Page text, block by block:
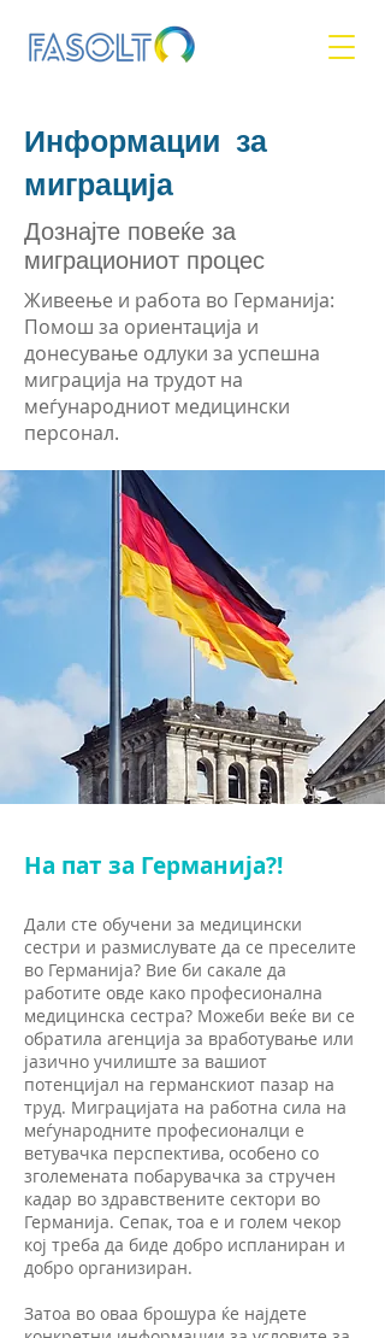
Информации за
миграција
Дознајте повеќе за
миграциониот процес
Живеење и работа во Германија:
Помош за ориентација и
донесување одлуки за успешна
миграција на трудот на
меѓународниот медицински
персонал.
На пат за Германија?!
Дали сте обучени за медицински
сестри и размислувате да се преселите
во Германија? Вие би сакале да
работите овде како професионална
медицинска сестра? Можеби веќе ви се
обратила агенција за вработување или
јазично училиште за вашиот
потенцијал на германскиот пазар на
труд. Миграцијата на работна сила на
меѓународните професионалци е
ветувачка перспектива, особено со
зголемената побарувачка за стручен
кадар во здравствените сектори во
Германија. Сепак, тоа е и голем чекор
кој треба да биде добро испланиран и
добро организиран.
Затоа во оваа брошура ќе најдете